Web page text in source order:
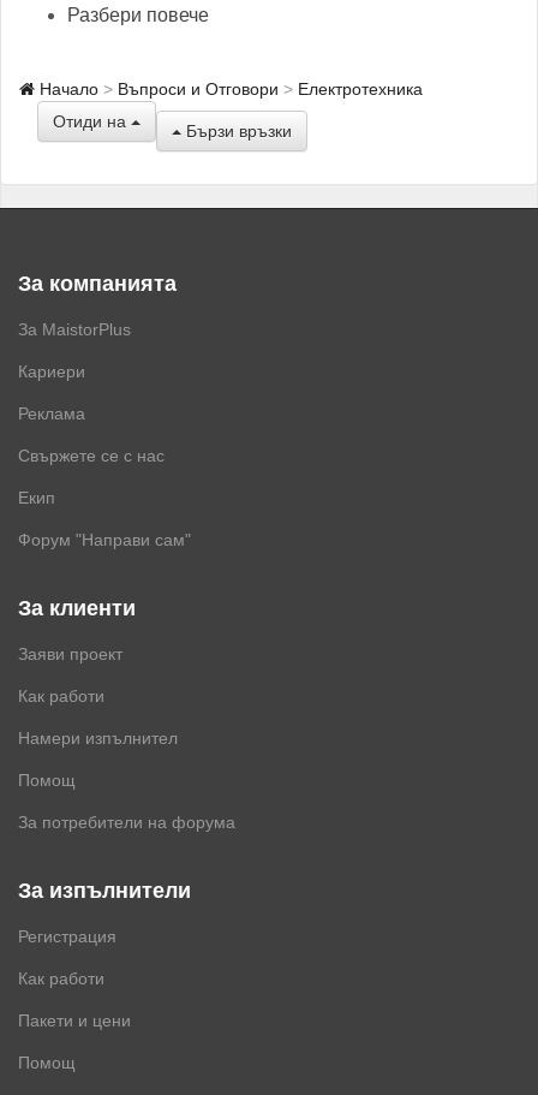
Разбери повече
Начало Въпроси и Отговори
Електротехника
Отиди на
Бързи връзки
За компанията
За MaistorPlus
Кариери
Реклама
Свържете се с нас
Екип
Форум "Направи сам"
За клиенти
Заяви проект
Как работи
Намери изпълнител
Помощ
За потребители на форума
За изпълнители
Регистрация
Как работи
Пакети и цени
Помощ